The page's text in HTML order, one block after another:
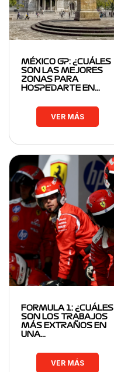
MÉXICO GP: ¿CUÁLES
SON LAS MEJORES
ZONAS PARA
HOSPEDARTE EN…
VER MÁS
FORMULA 1: ¿CUÁLES
SON LOS TRABAJOS
MÁS EXTRAÑOS EN
UNA…
VER MÁS